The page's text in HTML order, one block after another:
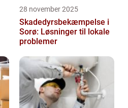
28 november 2025
Skadedyrsbekæmpelse i
Sorø: Løsninger til lokale
problemer